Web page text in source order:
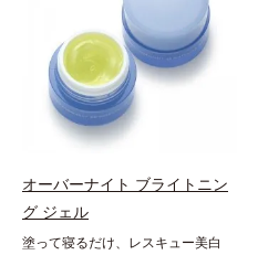
す。*1 メラニンの生成を抑え、シ
ミ・ソバカスを防ぐ（ウォッシュを
除く）*2 オルビス内スキンケアシ
リーズの保湿力*3 年齢に応じたお
手入れのこと*4 うるおいによる
*5 乾燥、ハリ・ツヤのなさ*6
セラカエルレア果汁、ノバラエキス
配合＝うるおいを与えハリと透明感
に満ちた肌へ導く保湿成分*9 メマ
ツヨイグサ抽出液、スイカズラエキ
原因に着目。加齢とともに現れる年
齢サインについて研究を進めたとこ
ろ、弾力感のない状態である「ハリ
のなさ」や、くすみ(*5)などが現れ
ている状態である「透明感のなさ」
が、大人の肌印象に大きな影響を与
えていることがわかりました。そこ
でオルビスユー ドットシリーズは
美容成分(*9)として「G.D.F.アクテ
ィベーター(*10)」を配合。そし
て、従来から配合している美白(*1)
オーバーナイト ブライトニン
グ ジェル
塗って寝るだけ、レスキュー美白